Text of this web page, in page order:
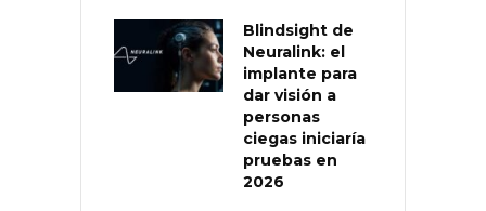
Blindsight de
Neuralink: el
implante para
dar visión a
personas
ciegas iniciaría
pruebas en
2026